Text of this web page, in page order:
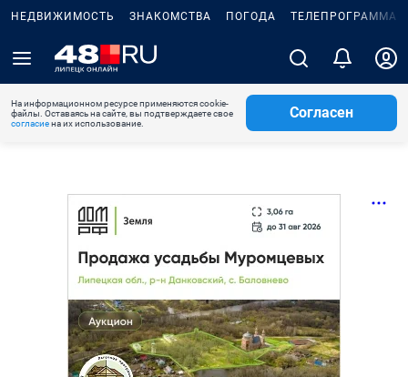
НЕДВИЖИМОСТЬ ЗНАКОМСТВА ПОГОДА ТЕЛЕПРОГРАММА
На информационном ресурсе применяются cookie-
файлы. Оставаясь на сайте, вы подтверждаете свое
согласиена их использование.
Согласен